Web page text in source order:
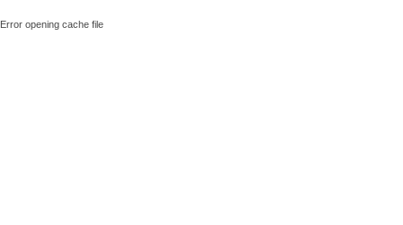
Error opening cache file